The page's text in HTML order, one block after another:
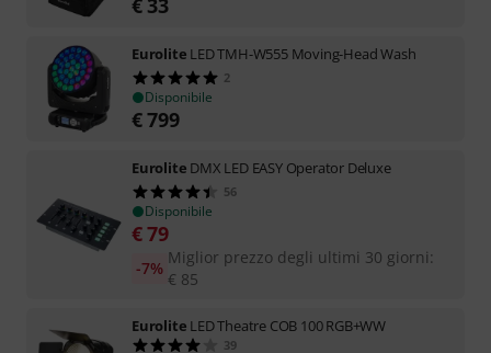
Eurolite LED TMH-W555 Moving-Head Wash
2
Disponibile
€799
Eurolite DMX LED EASY Operator Deluxe
56
Disponibile
€79
Miglior prezzo degli ultimi 30 giorni:
€ 85
-7%
Eurolite LED Theatre COB 100 RGB+WW
39